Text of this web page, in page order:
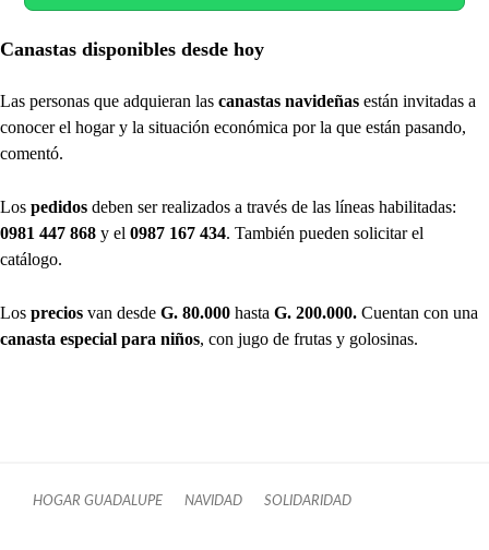
Canastas disponibles desde hoy
Las personas que adquieran las canastas navideñas están invitadas a
conocer el hogar y la situación económica por la que están pasando,
comentó.
Los pedidos deben ser realizados a través de las líneas habilitadas:
0981 447 868 y el 0987 167 434. También pueden solicitar el
catálogo.
Los precios van desde G. 80.000 hasta G. 200.000. Cuentan con una
canasta especial para niños, con jugo de frutas y golosinas.
HOGAR GUADALUPE NAVIDAD SOLIDARIDAD